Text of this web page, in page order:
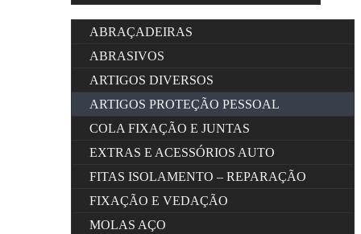
ABRAÇADEIRAS
ABRASIVOS
ARTIGOS DIVERSOS
ARTIGOS PROTEÇÃO PESSOAL
COLA FIXAÇÃO E JUNTAS
EXTRAS E ACESSÓRIOS AUTO
FITAS ISOLAMENTO – REPARAÇÃO
FIXAÇÃO E VEDAÇÃO
MOLAS AÇO